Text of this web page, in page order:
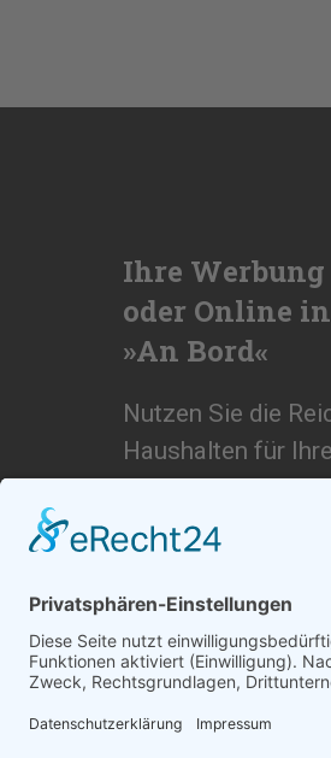
Ihre
oder Online
»An Bord«
Nutzen Sie die
Haushalten für
und erstellen
SCHREIBEN SIE
© 2026